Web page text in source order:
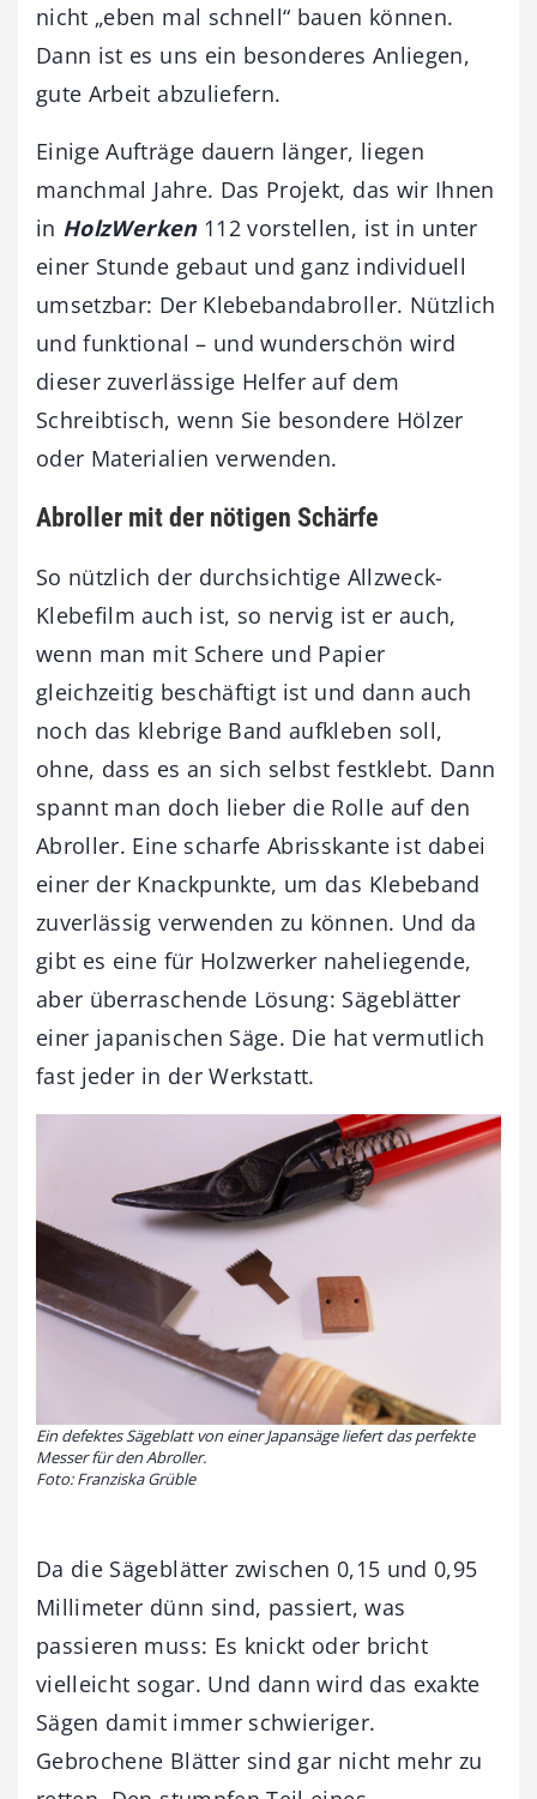
nicht „eben mal schnell“ bauen können.
Dann ist es uns ein besonderes Anliegen,
gute Arbeit abzuliefern.
Einige Aufträge dauern länger, liegen
manchmal Jahre. Das Projekt, das wir Ihnen
in HolzWerken 112 vorstellen, ist in unter
einer Stunde gebaut und ganz individuell
umsetzbar: Der Klebebandabroller. Nützlich
und funktional – und wunderschön wird
dieser zuverlässige Helfer auf dem
Schreibtisch, wenn Sie besondere Hölzer
oder Materialien verwenden.
Abroller mit der nötigen Schärfe
So nützlich der durchsichtige Allzweck-
Klebefilm auch ist, so nervig ist er auch,
wenn man mit Schere und Papier
gleichzeitig beschäftigt ist und dann auch
noch das klebrige Band aufkleben soll,
ohne, dass es an sich selbst festklebt. Dann
spannt man doch lieber die Rolle auf den
Abroller. Eine scharfe Abrisskante ist dabei
einer der Knackpunkte, um das Klebeband
zuverlässig verwenden zu können. Und da
gibt es eine für Holzwerker naheliegende,
aber überraschende Lösung: Sägeblätter
einer japanischen Säge. Die hat vermutlich
fast jeder in der Werkstatt.
Ein defektes Sägeblatt von einer Japansäge liefert das perfekte
Messer für den Abroller.
Foto: Franziska Grüble
Da die Sägeblätter zwischen 0,15 und 0,95
Millimeter dünn sind, passiert, was
passieren muss: Es knickt oder bricht
vielleicht sogar. Und dann wird das exakte
Sägen damit immer schwieriger.
Gebrochene Blätter sind gar nicht mehr zu